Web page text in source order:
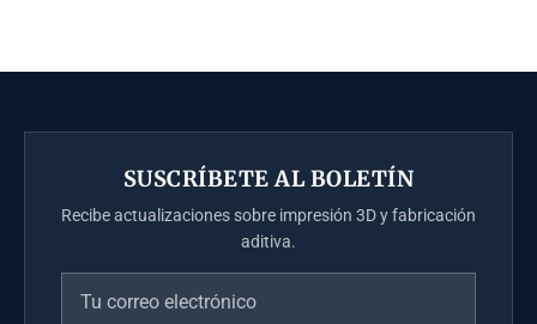
SUSCRÍBETE AL BOLETÍN
Recibe actualizaciones sobre impresión 3D y fabricación
aditiva.